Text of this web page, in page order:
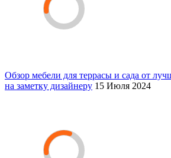
Обзор мебели для террасы и сада от
на заметку дизайнеру 15 Июля 2024